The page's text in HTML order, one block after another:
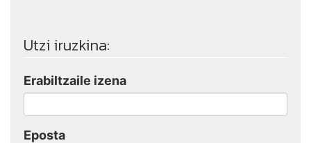
Utzi iruzkina:
Erabiltzaile izena
Eposta